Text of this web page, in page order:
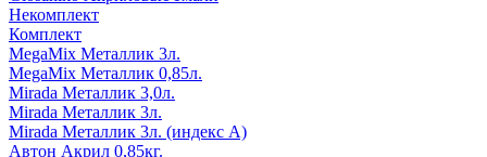
Некомплект
Комплект
MegaMix Металлик 3л.
MegaMix Металлик 0,85л.
Mirada Металлик 3,0л.
Mirada Металлик 3л.
Mirada Металлик 3л. (индекс А)
Автон Акрил 0,85кг.